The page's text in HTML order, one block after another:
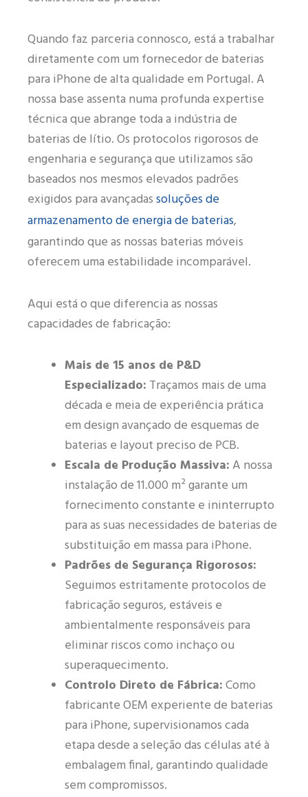
Quando faz parceria connosco, está a trabalhar
diretamente com um fornecedor de baterias
para iPhone de alta qualidade em Portugal. A
nossa base assenta numa profunda expertise
técnica que abrange toda a indústria de
baterias de lítio. Os protocolos rigorosos de
engenharia e segurança que utilizamos são
baseados nos mesmos elevados padrões
exigidos para avançadassoluções de
armazenamento de energia de baterias,
garantindo que as nossas baterias móveis
oferecem uma estabilidade incomparável.
Aqui está o que diferencia as nossas
capacidades de fabricação:
Mais de 15 anos de P&D
Especializado: Traçamos mais de uma
década e meia de experiência prática
em design avançado de esquemas de
baterias e layout preciso de PCB.
Escala de Produção Massiva:A nossa
instalação de 11.000 m² garante um
fornecimento constante e ininterrupto
para as suas necessidades de baterias de
substituição em massa para iPhone.
Padrões de Segurança Rigorosos:
Seguimos estritamente protocolos de
fabricação seguros, estáveis e
ambientalmente responsáveis para
eliminar riscos como inchaço ou
superaquecimento.
Controlo Direto de Fábrica:Como
fabricante OEM experiente de baterias
para iPhone, supervisionamos cada
etapa desde a seleção das células até à
embalagem final, garantindo qualidade
sem compromissos.